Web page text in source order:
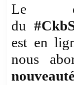
de
Le
du
est en
nous